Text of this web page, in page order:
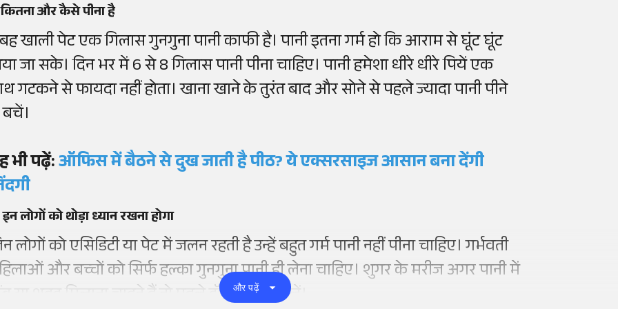
और कैसे पीना है
खाली पेट एक गिलास गुनगुना पानी काफी है। पानी इतना गर्म हो कि आराम से घूंट घूंट
जा सके। दिन भर में 6 से 8 गिलास पानी पीना चाहिए। पानी हमेशा धीरे धीरे पियें एक
गटकने से फायदा नहीं होता। खाना खाने के तुरंत बाद और सोने से पहले ज्यादा पानी पीने
भी पढ़ें:ऑफिस में बैठने से दुख जाती है पीठ? ये एक्सरसाइज आसान बना देंगी
लोगों को थोड़ा ध्यान रखना होगा
लोगों को एसिडिटी या पेट में जलन रहती है उन्हें बहुत गर्म पानी नहीं पीना चाहिए। गर्भवती
और बच्चों को सिर्फ हल्का गुनगुना पानी ही लेना चाहिए। शुगर के मरीज अगर पानी में
नींबू या शहद मिलाना चाहते हैं तो पहले डॉक्टर से पूछ लें।
और पढ़ें